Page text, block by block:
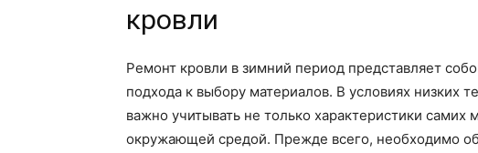
кровли
Ремонт кровли в зимний период представляет
подхода к выбору материалов. В условиях низких
важно учитывать не только характеристики самих
окружающей средой. Прежде всего, необходимо